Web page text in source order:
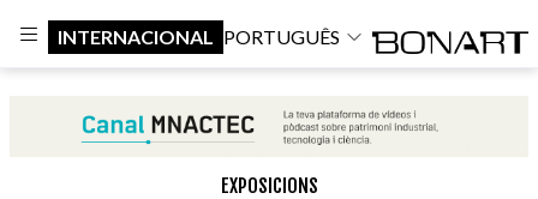
INTERNACIONAL PORTUGUÊS
EXPOSICIONS